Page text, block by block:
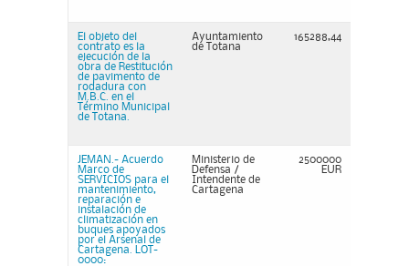
El objeto del
contrato es la
ejecución de la
obra de Restitución
de pavimento de
rodadura con
M.B.C. en el
Término Municipal
de Totana.
Ayuntamiento
de Totana
165288,44
JEMAN.- Acuerdo
Marco de
SERVICIOS para el
mantenimiento,
reparación e
instalación de
climatización en
buques apoyados
por el Arsenal de
Cartagena. LOT-
0000:
Ministerio de
Defensa /
Intendente de
Cartagena
2500000
EUR